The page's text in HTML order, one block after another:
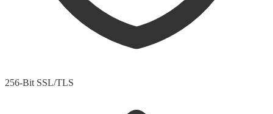
256-Bit SSL/TLS